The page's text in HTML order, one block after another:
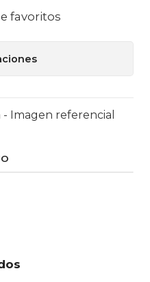
favoritos
- Imagen referencial